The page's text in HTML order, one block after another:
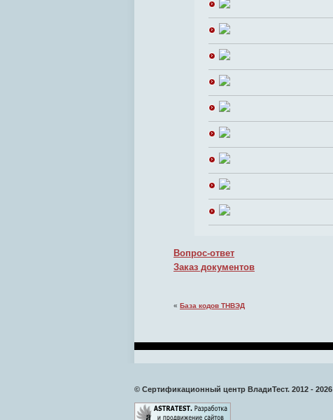
Вопрос-ответ
Заказ документов
« База кодов ТНВЭД
© Сертификационный центр ВладиТест. 2012 - 2026